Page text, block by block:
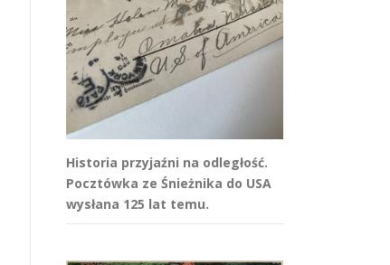
Historia przyjaźni na odległość.
Pocztówka ze Śnieżnika do USA
wysłana 125 lat temu.